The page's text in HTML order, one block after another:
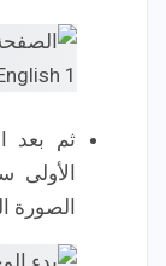
ثم بعد
الأولى
الصورة